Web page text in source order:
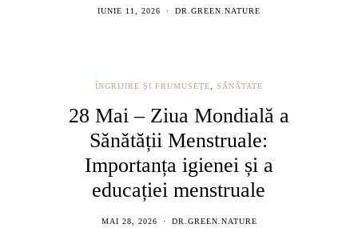
IUNIE 11, 2026 DR.GREEN.NATURE
ÎNGRIJIRE ȘI FRUMUSEȚE, SĂNĂTATE
28 Mai – Ziua Mondială a
Sănătății Menstruale:
Importanța igienei și a
educației menstruale
MAI 28, 2026 DR.GREEN.NATURE